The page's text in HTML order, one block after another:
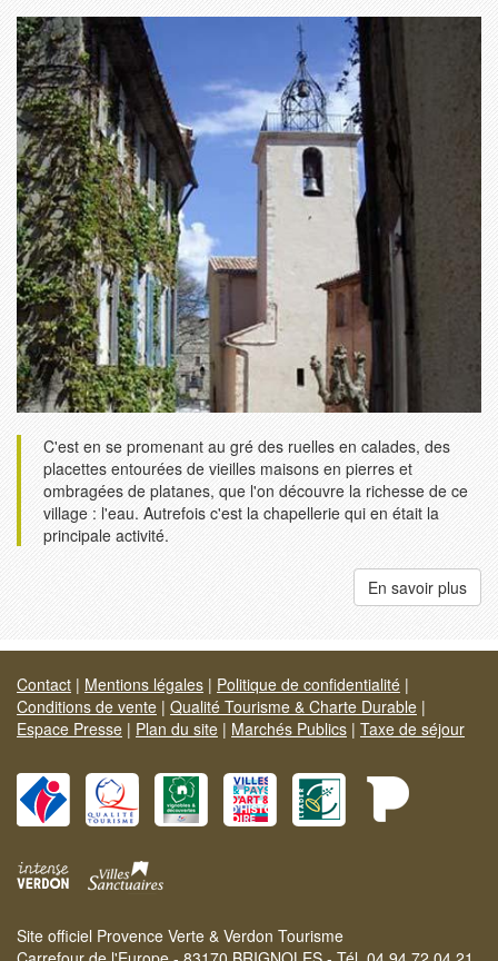
C'est en se promenant au gré des ruelles en calades, des
placettes entourées de vieilles maisons en pierres et
ombragées de platanes, que l'on découvre la richesse de ce
village : l'eau. Autrefois c'est la chapellerie qui en était la
principale activité.
En savoir plus
Contact | Mentions légales | Politique de confidentialité |
Conditions de vente | Qualité Tourisme & Charte Durable |
Espace Presse | Plan du site | Marchés Publics | Taxe de séjour
Site officiel Provence Verte & Verdon Tourisme